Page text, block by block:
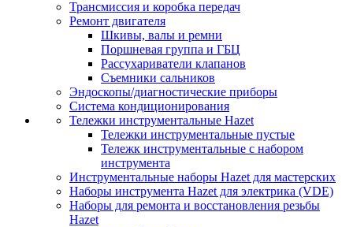
Трансмиссия и коробка передач
Ремонт двигателя
Шкивы, валы и ремни
Поршневая группа и ГБЦ
Рассухариватели клапанов
Съемники сальников
Эндоскопы/диагностические приборы
Система кондиционирования
Тележки инструментальные Hazet
Тележки инструментальные пустые
Тележк инструментальные с набором
инструмента
Инструментальные наборы Hazet для мастерских
Наборы инструмента Hazet для электрика (VDE)
Наборы для ремонта и восстановления резьбы
Hazet